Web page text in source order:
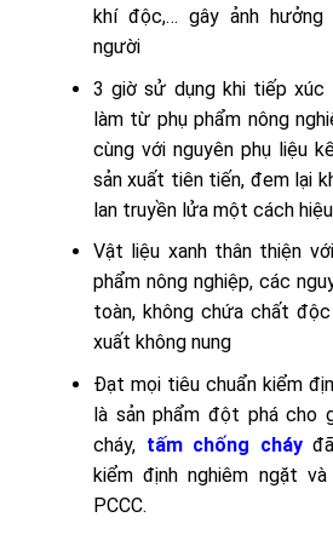
khí độc,… gây ảnh
người
3 giờ sử dụng khi tiếp xúc
làm từ phụ phẩm nông
cùng với nguyên phụ liệu
sản xuất tiên tiến, đem lại
lan truyền lửa một cách
Vật liệu xanh thân thiện
phẩm nông nghiệp, các
toàn, không chứa chất
xuất không nung
Đạt mọi tiêu chuẩn kiểm
là sản phẩm đột phá cho
cháy, tấm chống cháyđã
kiểm định nghiêm ngặt
PCCC.